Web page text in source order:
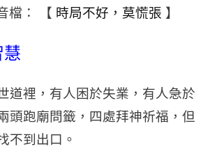
檔： 【 時局不好，莫慌張 】
慧
道裡，有人困於失業，有人急於
頭跑廟問籤，四處拜神祈福，但
不到出口。